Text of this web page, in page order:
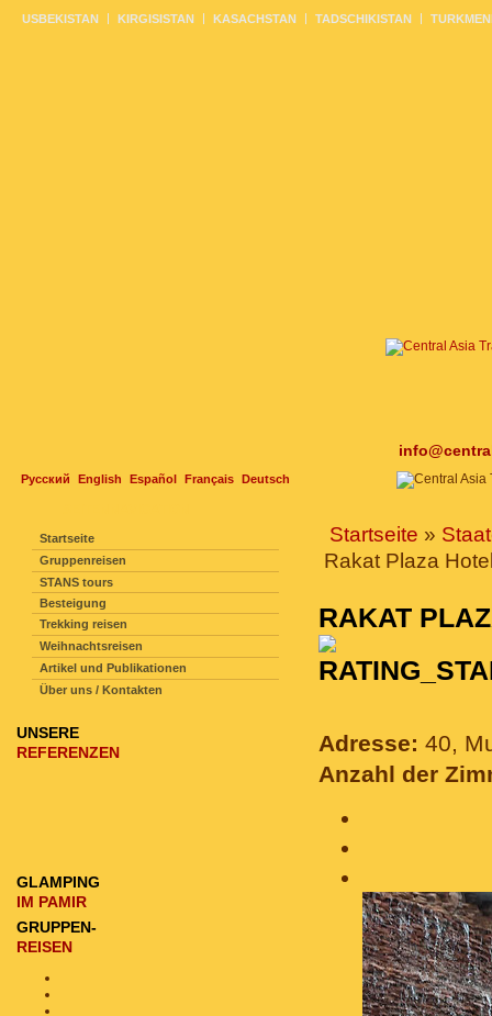
Русский English Español Français Deutsch
USBEKISTAN KIRGISISTAN KASACHSTAN TADSCHIKISTAN
Startseite »
Rakat Plaza
RAKAT
Adresse: 40,
Anzahl der
Startseite
Gruppenreisen
STANS tours
Besteigung
Trekking reisen
Weihnachtsreisen
Artikel und Publikationen
Über uns / Kontakten
UNSERE
REFERENZEN
GLAMPING
IM PAMIR
GRUPPEN-
REISEN